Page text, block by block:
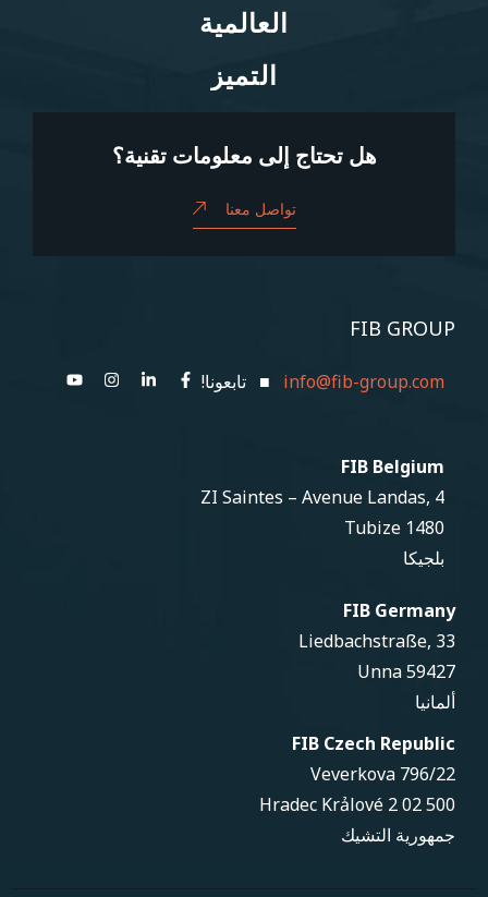
العالمية
العالمية
التميز
التميز
هل تحتاج إلى معلومات تقنية؟
تواصل معنا
FIB GROUP
info@fib-group.com ■ تابعونا!
FIB Belgium
ZI Saintes – Avenue Landas, 4
1480 Tubize
بلجيكا
FIB Germany
Liedbachstraße, 33
59427 Unna
ألمانيا
FIB Czech Republic
Veverkova 796/22
500 02 Hradec Krảlové 2
جمهورية التشيك